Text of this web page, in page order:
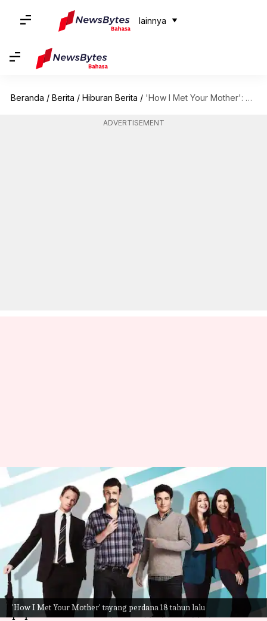
lainnya
Beranda / Berita / Hiburan Berita / 'How I Met Your Mother': Apa yang membuat sitkom ini spesial?
ADVERTISEMENT
'How I Met Your Mother' tayang perdana 18 tahun lalu
'How I Met Your Mother': Apa
yang membuat sitkom ini
spesial?
menulis Bob Sep 21, 2023 11:58 am
Apa ceritanya
Sudah 18 tahun sejak musim pertama sitkom
populer Amerika How I Met Your Mother